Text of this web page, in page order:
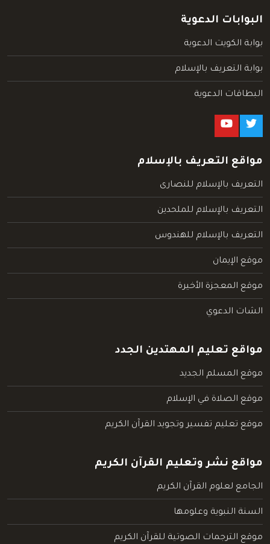
البوابات الدعوية
بوابة الكويت الدعوية
بوابة التعريف بالإسلام
البطاقات الدعوية
مواقع التعريف بالإسلام
التعريف بالإسلام للنصارى
التعريف بالإسلام للملحدين
التعريف بالإسلام للهندوس
موقع الإيمان
موقع المعجزة الأخيرة
الشات الدعوي
مواقع تعليم المهتدين الجدد
موقع المسلم الجديد
موقع الصلاة في الإسلام
موقع تعليم تفسير وتجويد القرآن الكريم
مواقع نشر وتعليم القرآن الكريم
الجامع لعلوم القرآن الكريم
السنة النبوية وعلومها
موقع الترجمات الصوتية للقرآن الكريم